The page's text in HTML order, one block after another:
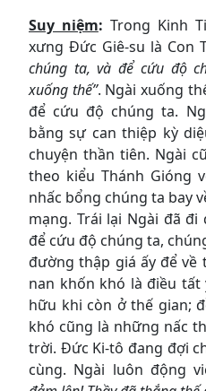
Suy niệm: Trong Kinh
xưng Đức Giê-su là Con
chúng ta, và để cứu độ
xuống thế”. Ngài xuống
để cứu độ chúng ta.
bằng sự can thiệp kỳ
chuyện thần tiên. Ngài
theo kiểu Thánh Gióng
nhấc bổng chúng ta bay
mạng. Trái lại Ngài đã
để cứu độ chúng ta,
đường thập giá ấy để về
nan khốn khó là điều tất
hữu khi còn ở thế gian;
khó cũng là những nấc
trời. Đức Ki-tô đang đợi
cùng. Ngài luôn động